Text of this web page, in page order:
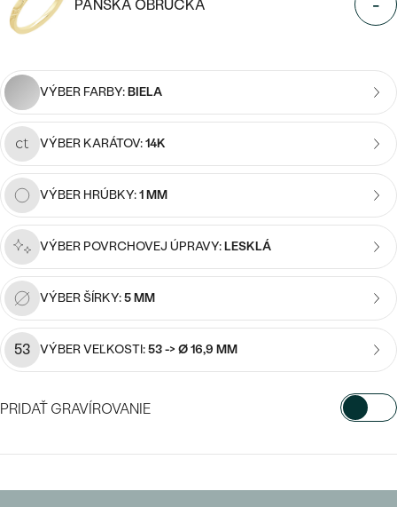
Wave kolekcia
PODĽA TVARU DRAHOKAMU
NA MIERU
DIAMANTY
Personalizované
prívesky
prstene
PREZRIEŤ
/ 15 ZNAKOV
PÁNSKA OBRÚČKA
VÝBER FARBY:BIELA
VÝBER KARÁTOV:14K
VÝBER HRÚBKY:1 MM
VÝBER POVRCHOVEJ ÚPRAVY:LESKLÁ
VÝBER ŠÍRKY:5 MM
53 VÝBER VEĽKOSTI:53 -> Ø 16,9 MM
PRIDAŤ GRAVÍROVANIE